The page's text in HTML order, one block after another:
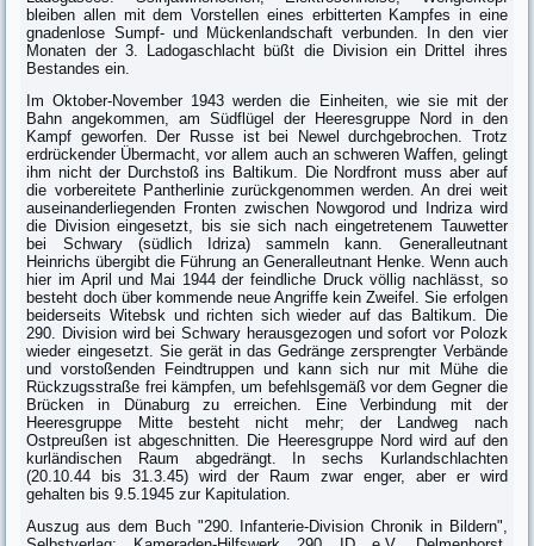
bleiben allen mit dem Vorstellen eines erbitterten Kampfes in eine
gnadenlose Sumpf- und Mückenlandschaft verbunden. In den vier
Monaten der 3. Ladogaschlacht büßt die Division ein Drittel ihres
Bestandes ein.
Im Oktober-November 1943 werden die Einheiten, wie sie mit der
Bahn angekommen, am Südflügel der Heeresgruppe Nord in den
Kampf geworfen. Der Russe ist bei Newel durchgebrochen. Trotz
erdrückender Übermacht, vor allem auch an schweren Waffen, gelingt
ihm nicht der Durchstoß ins Baltikum. Die Nordfront muss aber auf
die vorbereitete Pantherlinie zurückgenommen werden. An drei weit
auseinanderliegenden Fronten zwischen Nowgorod und Indriza wird
die Division eingesetzt, bis sie sich nach eingetretenem Tauwetter
bei Schwary (südlich Idriza) sammeln kann. Generalleutnant
Heinrichs übergibt die Führung an Generalleutnant Henke. Wenn auch
hier im April und Mai 1944 der feindliche Druck völlig nachlässt, so
besteht doch über kommende neue Angriffe kein Zweifel. Sie erfolgen
beiderseits Witebsk und richten sich wieder auf das Baltikum. Die
290. Division wird bei Schwary herausgezogen und sofort vor Polozk
wieder eingesetzt. Sie gerät in das Gedränge zersprengter Verbände
und vorstoßenden Feindtruppen und kann sich nur mit Mühe die
Rückzugsstraße frei kämpfen, um befehlsgemäß vor dem Gegner die
Brücken in Dünaburg zu erreichen. Eine Verbindung mit der
Heeresgruppe Mitte besteht nicht mehr; der Landweg nach
Ostpreußen ist abgeschnitten. Die Heeresgruppe Nord wird auf den
kurländischen Raum abgedrängt. In sechs Kurlandschlachten
(20.10.44 bis 31.3.45) wird der Raum zwar enger, aber er wird
gehalten bis 9.5.1945 zur Kapitulation.
Auszug aus dem Buch "290. Infanterie-Division Chronik in Bildern",